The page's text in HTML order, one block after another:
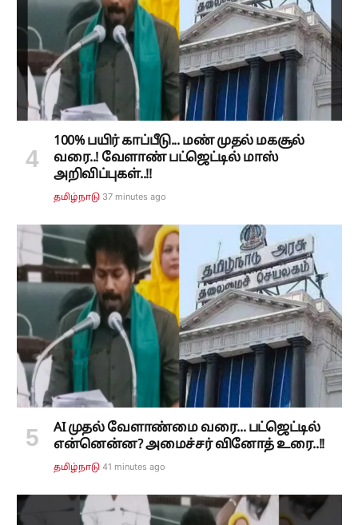
100% பயிர் காப்பீடு... மண் முதல் மகசூல்
வரை..! வேளாண் பட்ஜெட்டில் மாஸ்
அறிவிப்புகள்..!!
தமிழ்நாடு 37 minutes ago
AI முதல் வேளாண்மை வரை... பட்ஜெட்டில்
என்னென்ன? அமைச்சர் வினோத் உரை..!!
தமிழ்நாடு 41 minutes ago